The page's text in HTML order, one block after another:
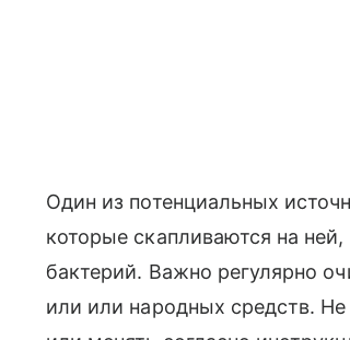
Один из потенциальных
которые скапливаются на
бактерий. Важно регулярно
или или народных средств.